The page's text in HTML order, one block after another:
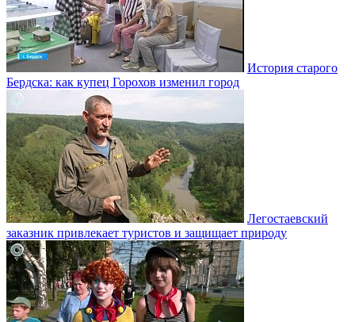
История старого
Бердска: как купец Горохов изменил город
Легостаевский
заказник привлекает туристов и защищает природу